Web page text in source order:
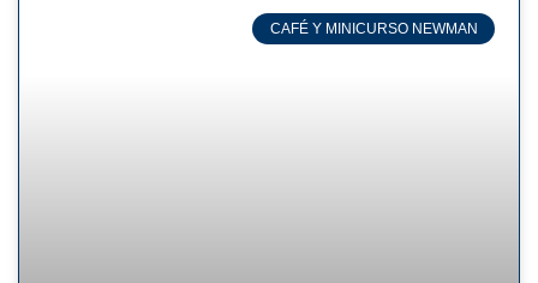
CAFÉ Y MINICURSO NEWMAN